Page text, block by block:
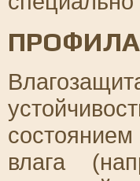
влага